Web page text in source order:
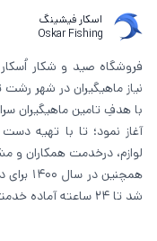
اسکار فیشینگ
Oskar Fishing
نیاز ماهیگیران در شهر
آغاز نمود؛ تا با تهیه
لوازم، درخدمت همکاران و
شد تا 24 ساعته آماده خدمتگزاری باشد.